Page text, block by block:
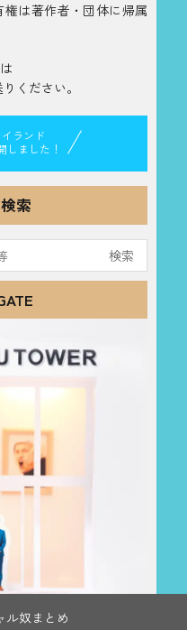
は著作者・団体に帰属
ください。
ランド
しました！
索
ル奴まとめ